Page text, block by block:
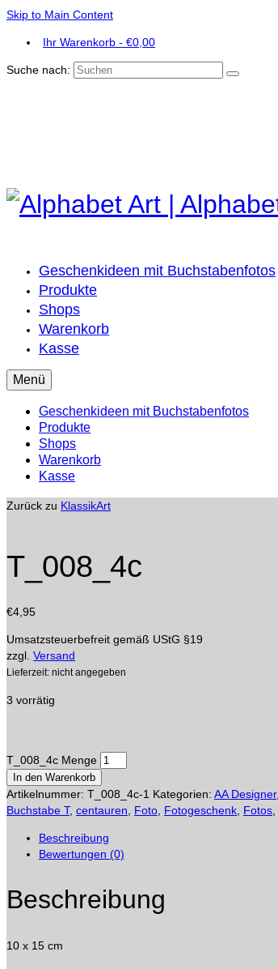
Skip to Main Content
Ihr Warenkorb - €0,00
Suche nach:
Geschenkideen mit Buchstabenfotos
Produkte
Shops
Warenkorb
Kasse
Menü
Geschenkideen mit Buchstabenfotos
Produkte
Shops
Warenkorb
Kasse
Zurück zu KlassikArt
T_008_4c
€4,95
Umsatzsteuerbefreit gemäß UStG §19
zzgl. Versand
Lieferzeit: nicht angegeben
3 vorrätig
T_008_4c Menge
In den Warenkorb
Artikelnummer: T_008_4c-1 Kategorien: AA Designer,
Buchstabe T, centauren Foto Fotogeschenk Fotos
Beschreibung
Bewertungen (0)
Beschreibung
10 x 15 cm